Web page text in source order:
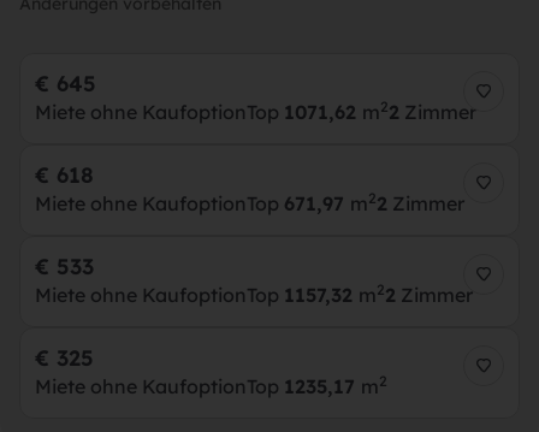
Top 1071,62 m22 Zimmer
Miete ohne Kaufoption
€ 645
Top 671,97 m22 Zimmer
Miete ohne Kaufoption
€ 618
Top 1157,32 m22 Zimmer
Miete ohne Kaufoption
€ 533
Top 1235,17 m2
Miete ohne Kaufoption
€ 325